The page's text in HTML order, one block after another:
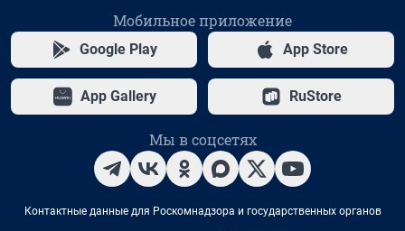
Мобильное приложение
Google Play App Store
App Gallery RuStore
Мы в соцсетях
Контактные данные для Роскомнадзора и государственных органов